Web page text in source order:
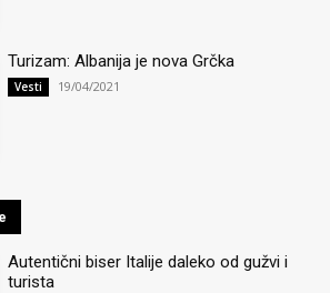
Turizam: Albanija je nova Grčka
Vesti 19/04/2021
Autentični biser Italije daleko od gužvi i
turista